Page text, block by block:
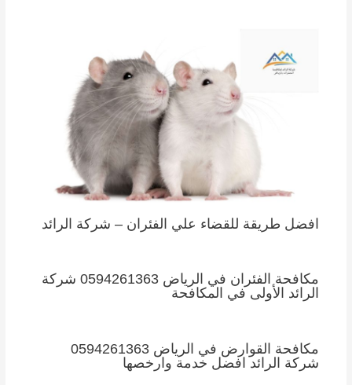
افضل طريقة للقضاء علي الفئران – شركة الرائد
مكافحة الفئران في الرياض 0594261363 شركة
الرائد الأولى في المكافحة
مكافحة القوارض في الرياض 0594261363
شركة الرائد افضل خدمة وارخصها